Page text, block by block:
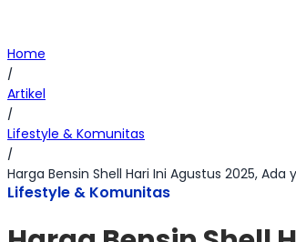
Home
/
Artikel
/
Lifestyle & Komunitas
/
Harga Bensin Shell Hari Ini Agustus 2025, Ada
Lifestyle & Komunitas